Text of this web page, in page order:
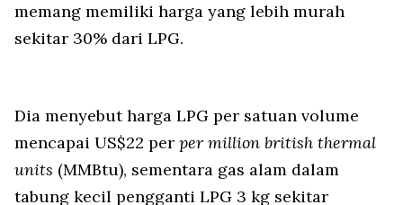
memang memiliki harga yang lebih murah
sekitar 30% dari LPG.
Dia menyebut harga LPG per satuan volume
mencapai US$22 per per million british thermal
units (MMBtu), sementara gas alam dalam
tabung kecil pengganti LPG 3 kg sekitar